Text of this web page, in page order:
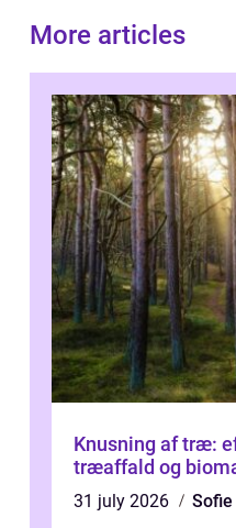
More articles
Knusning af træ:
træaffald og
31 july 2026